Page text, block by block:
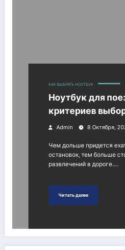
КАК ВЫБРАТЬ НОУТБУК
Ноутбук для
критериев
Admin 8 Октября,
Чем дольше придется
остановок, тем больше
развлечений в дороге.…
Читать далее